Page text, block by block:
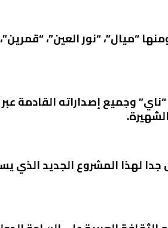
“نور العين”، “قمرين”،
وجميع إصداراته القادمة
لهذا المشروع الجديد الذي